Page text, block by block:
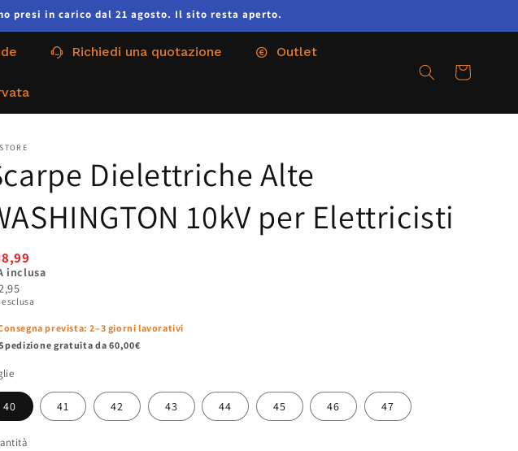
presi in carico dal 21 agosto. Il sito resta aperto.
Richiedi una quotazione Outlet
Carrello
Dielettriche Alte
10kV per Elettricisti
inclusa
esclusa
prevista: 2–3 giorni lavorativi
gratuita da 60,00€
40 41 42 43 44 45 46 47